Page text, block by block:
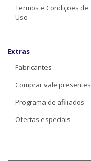
Termos e Condições de
Uso
Extras
Fabricantes
Comprar vale presentes
Programa de afiliados
Ofertas especiais